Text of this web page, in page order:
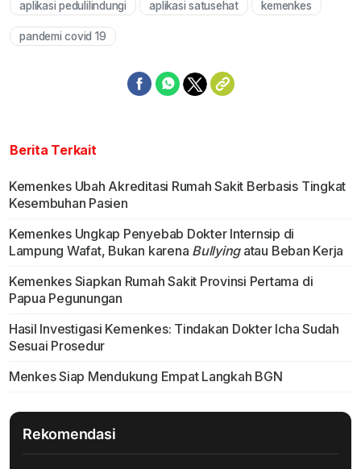
Mute
aplikasi pedulilindungi aplikasi satusehat kemenkes
pandemi covid 19
Berita Terkait
Kemenkes Ubah Akreditasi Rumah Sakit Berbasis Tingkat
Kesembuhan Pasien
Kemenkes Ungkap Penyebab Dokter Internsip di
Lampung Wafat, Bukan karena Bullyingatau Beban Kerja
Kemenkes Siapkan Rumah Sakit Provinsi Pertama di
Papua Pegunungan
Hasil Investigasi Kemenkes: Tindakan Dokter Icha Sudah
Sesuai Prosedur
Menkes Siap Mendukung Empat Langkah BGN
Rekomendasi